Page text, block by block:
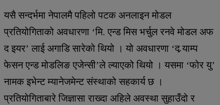
यसै सन्दर्भमा नेपालमै पहिलो पटक अनलाइन मोडल
प्रतियोगिताको अवधारणा ‘मि. एन्ड मिस भर्चुल रनवे मोडल अफ
द इयर’ लाई अगाडि सारेको थियो । यो अवधारणा ‘द र्‍याम्प
फेसन एन्ड मोडलिङ एजेन्सी’ले ल्याएको थियो । यसमा ‘फोर यु’
नामक इभेन्ट म्यानेजमेन्ट संस्थाको सहकार्य छ ।
प्रतियोगिताबारे जिज्ञासा राख्दा अहिले अवस्था सुहाउँदो र